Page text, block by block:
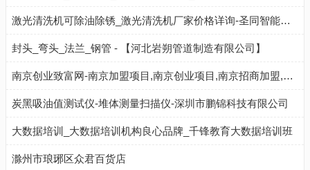
激光清洗机可除油除锈_激光清洗机厂家价格详询-圣同智能激光
封头_弯头_法兰_钢管 - 【河北岩朔管道制造有限公司】
南京创业致富网-南京加盟项目,南京创业项目,南京招商加盟,南京连锁加盟店
炭黑吸油值测试仪-堆体测量扫描仪-深圳市鹏锦科技有限公司
大数据培训_大数据培训机构良心品牌_千锋教育大数据培训班
滁州市琅琊区众君百货店